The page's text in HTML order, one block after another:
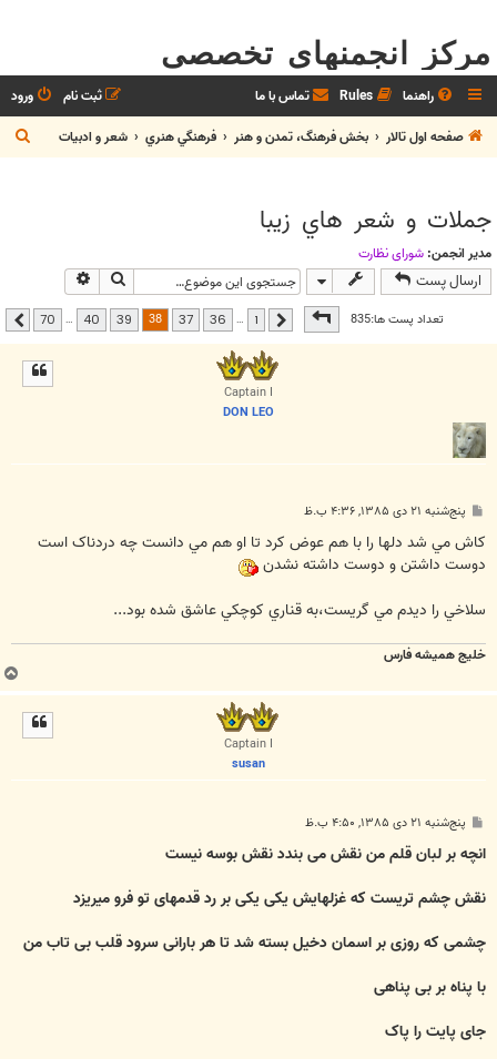
مرکز انجمنهای تخصصی
راهنما Rules تماس با ما ورود
ثبت نام
صفحه اول تالار
بخش فرهنگ، تمدن و هنر فرهنگي هنري شعر و ادبيات
ج
س
جملات و شعر هاي زيبا
مدیر انجمن: شوراي نظارت
ارسال پست جستجو
تعداد پست ها:835
صفحه38 از70 قبلی …
36
37
38
39
40
…
70 بعدی
Captain I
DON LEO
پ
ت
پنج‌شنبه ۲۱ دی ۱۳۸۵, ۴:۳۶ ب.ظ
کاش مي شد دلها را با هم عوض کرد تا او هم مي دانست چه دردناک است
دوست داشتن و دوست داشته نشدن
سلاخي را ديدم مي گريست،به قناري کوچکي عاشق شده بود...
خليج هميشه فارس
ب
ا
Captain I
susan
پ
ت
پنج‌شنبه ۲۱ دی ۱۳۸۵, ۴:۵۰ ب.ظ
انچه بر لبان قلم من نقش می بندد نقش بوسه نیست
نقش چشم تریست که غزلهایش یکی یکی بر رد قدمهای تو فرو میریزد
چشمی که روزی بر اسمان دخیل بسته شد تا هر بارانی سرود قلب بی تاب من
با پناه بر بی پناهی
جای پایت را پاک